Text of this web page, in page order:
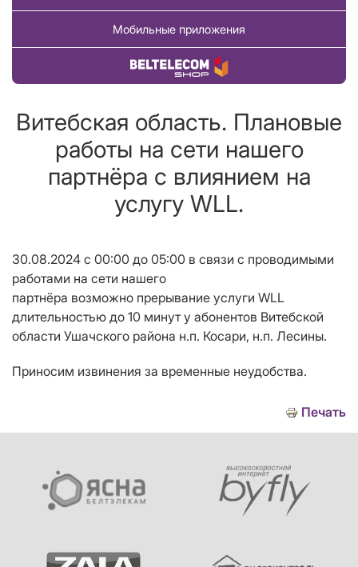
Мобильные приложения
Купить товар
Витебская область. Плановые
работы на сети нашего
партнёра с влиянием на
услугу WLL.
30.08.2024 с 00:00 до 05:00 в связи с проводимыми
работами на сети нашего
партнёра возможно прерывание услуги WLL
длительностью до 10 минут у абонентов Витебской
области Ушачского района н.п. Косари, н.п. Лесины.
Приносим извинения за временные неудобства.
Печать